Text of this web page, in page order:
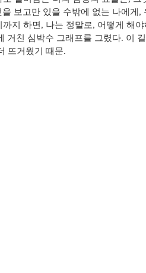
보고만 있을 수밖에 없는 나에
지 하면, 나는 정말로, 어떻게 해
친 심박수 그래프를 그렸다. 이
뜨거웠기 때문.​